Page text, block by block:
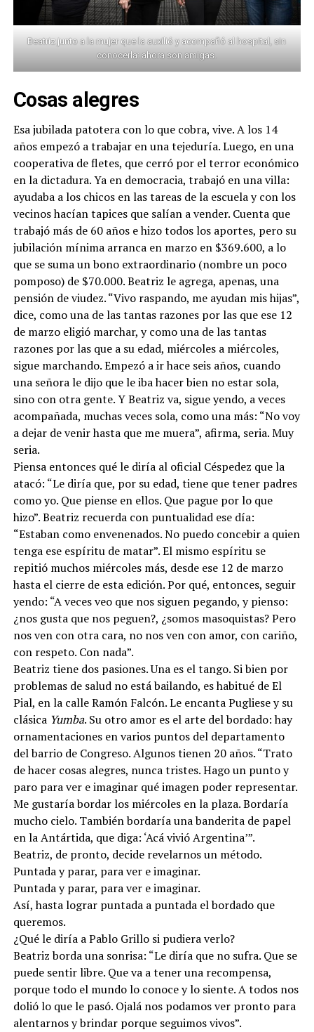
Beatriz junto a la mujer que la auxilió y acompañó al hospital, sin
conocerla: ahora son amigas.
Cosas alegres
Esa jubilada patotera con lo que cobra, vive. A los 14
años empezó a trabajar en una tejeduría. Luego, en una
cooperativa de fletes, que cerró por el terror económico
en la dictadura. Ya en democracia, trabajó en una villa:
ayudaba a los chicos en las tareas de la escuela y con los
vecinos hacían tapices que salían a vender. Cuenta que
trabajó más de 60 años e hizo todos los aportes, pero su
jubilación mínima arranca en marzo en $369.600, a lo
que se suma un bono extraordinario (nombre un poco
pomposo) de $70.000. Beatriz le agrega, apenas, una
pensión de viudez. “Vivo raspando, me ayudan mis hijas”,
dice, como una de las tantas razones por las que ese 12
de marzo eligió marchar, y como una de las tantas
razones por las que a su edad, miércoles a miércoles,
sigue marchando. Empezó a ir hace seis años, cuando
una señora le dijo que le iba hacer bien no estar sola,
sino con otra gente. Y Beatriz va, sigue yendo, a veces
acompañada, muchas veces sola, como una más: “No voy
a dejar de venir hasta que me muera”, afirma, seria. Muy
seria.
Piensa entonces qué le diría al oficial Céspedez que la
atacó: “Le diría que, por su edad, tiene que tener padres
como yo. Que piense en ellos. Que pague por lo que
hizo”. Beatriz recuerda con puntualidad ese día:
“Estaban como envenenados. No puedo concebir a quien
tenga ese espíritu de matar”. El mismo espíritu se
repitió muchos miércoles más, desde ese 12 de marzo
hasta el cierre de esta edición. Por qué, entonces, seguir
yendo: “A veces veo que nos siguen pegando, y pienso:
¿nos gusta que nos peguen?, ¿somos masoquistas? Pero
nos ven con otra cara, no nos ven con amor, con cariño,
con respeto. Con nada”.
Beatriz tiene dos pasiones. Una es el tango. Si bien por
problemas de salud no está bailando, es habitué de El
Pial, en la calle Ramón Falcón. Le encanta Pugliese y su
clásica Yumba. Su otro amor es el arte del bordado: hay
ornamentaciones en varios puntos del departamento
del barrio de Congreso. Algunos tienen 20 años. “Trato
de hacer cosas alegres, nunca tristes. Hago un punto y
paro para ver e imaginar qué imagen poder representar.
Me gustaría bordar los miércoles en la plaza. Bordaría
mucho cielo. También bordaría una banderita de papel
en la Antártida, que diga: ‘Acá vivió Argentina’”.
Beatriz, de pronto, decide revelarnos un método.
Puntada y parar, para ver e imaginar.
Puntada y parar, para ver e imaginar.
Así, hasta lograr puntada a puntada el bordado que
queremos.
¿Qué le diría a Pablo Grillo si pudiera verlo?
Beatriz borda una sonrisa: “Le diría que no sufra. Que se
puede sentir libre. Que va a tener una recompensa,
porque todo el mundo lo conoce y lo siente. A todos nos
dolió lo que le pasó. Ojalá nos podamos ver pronto para
alentarnos y brindar porque seguimos vivos”.